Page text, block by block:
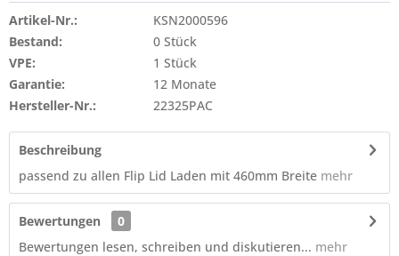
Artikel-Nr.:
KSN2000596
Bestand:
0 Stück
VPE:
1 Stück
Garantie:
12 Monate
Hersteller-Nr.:
22325PAC
Beschreibung
passend zu allen Flip Lid Laden mit 460mm Breite mehr
Bewertungen
0
Bewertungen lesen, schreiben und diskutieren... mehr